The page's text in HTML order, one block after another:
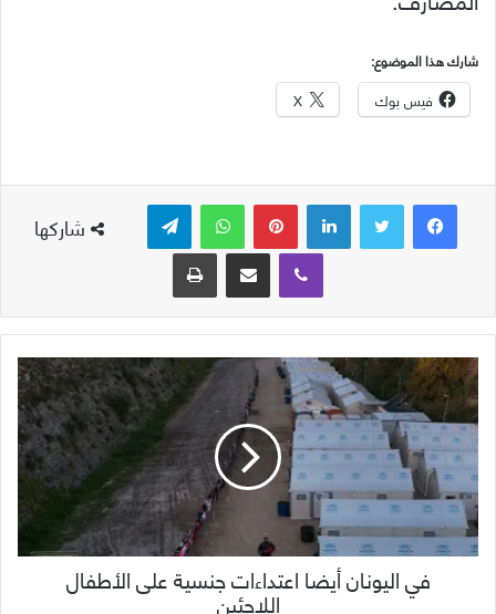
شارك هذا الموضوع:
فيس بوك X
شاركها
لينكدإن بينتيريست واتساب
ڤايبر
مشاركة عبر البريد طباعة
في اليونان أيضا اعتداءات جنسية على الأطفال
اللاجئين